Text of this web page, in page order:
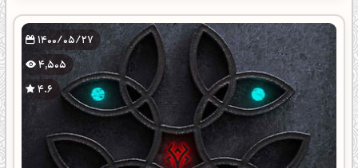
1400/05/27
4,505
4.6